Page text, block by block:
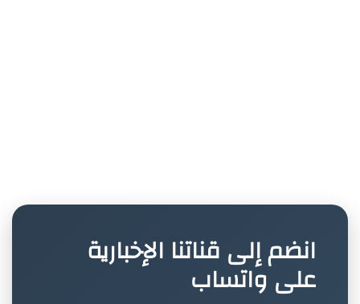
انضم إلى قناتنا الإخبارية
على واتساب